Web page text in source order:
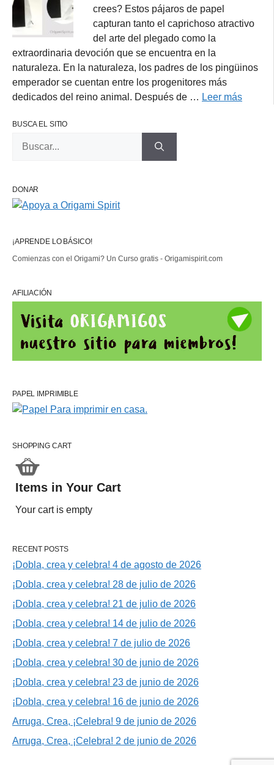
crees? Estos pájaros de papel
capturan tanto el caprichoso atractivo
del arte del plegado como la
extraordinaria devoción que se encuentra en la
naturaleza. En la naturaleza, los padres de los pingüinos
emperador se cuentan entre los progenitores más
dedicados del reino animal. Después de … Leer más
BUSCA EL SITIO
DONAR
¡APRENDE LO BÁSICO!
Comienzas con el Origami? Un Curso gratis - Origamispirit.com
AFILIACIÓN
PAPEL IMPRIMIBLE
SHOPPING CART
Items in Your Cart
Your cart is empty
RECENT POSTS
¡Dobla, crea y celebra! 4 de agosto de 2026
¡Dobla, crea y celebra! 28 de julio de 2026
¡Dobla, crea y celebra! 21 de julio de 2026
¡Dobla, crea y celebra! 14 de julio de 2026
¡Dobla, crea y celebra! 7 de julio de 2026
¡Dobla, crea y celebra! 30 de junio de 2026
¡Dobla, crea y celebra! 23 de junio de 2026
¡Dobla, crea y celebra! 16 de junio de 2026
Arruga, Crea, ¡Celebra! 9 de junio de 2026
Arruga, Crea, ¡Celebra! 2 de junio de 2026